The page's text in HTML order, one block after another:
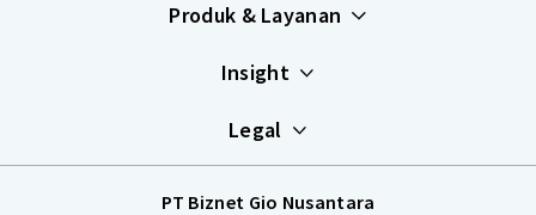
PT Biznet Gio Nusantara
Produk & Layanan
Insight
Legal